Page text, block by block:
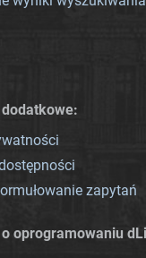
zapytań
oprogramowaniu